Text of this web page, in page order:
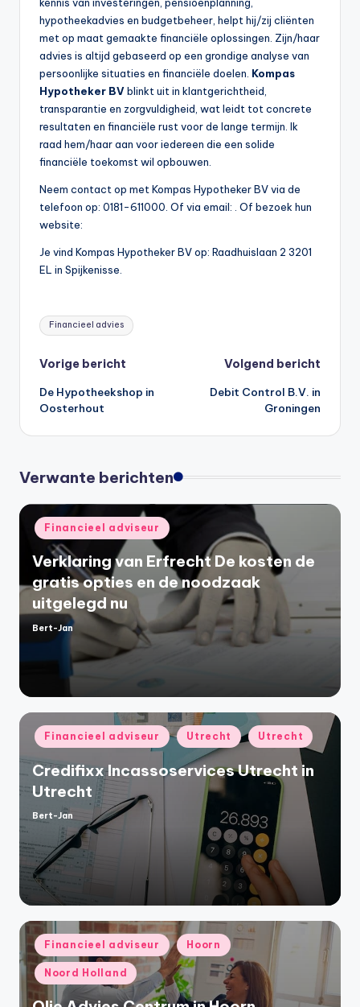
hypotheekadvies en budgetbeheer, helpt hij/zij cliënten
met op maat gemaakte financiële oplossingen. Zijn/haar
advies is altijd gebaseerd op een grondige analyse van
persoonlijke situaties en financiële doelen. Kompas
Hypotheker BVblinkt uit in klantgerichtheid,
transparantie en zorgvuldigheid, wat leidt tot concrete
resultaten en financiële rust voor de lange termijn. Ik
raad hem/haar aan voor iedereen die een solide
financiële toekomst wil opbouwen.
Neem contact op met Kompas Hypotheker BV via de
telefoon op: 0181-611000. Of via email:
. Of bezoek hun
website:
Je vind Kompas Hypotheker BV op: Raadhuislaan 2 3201
EL in Spijkenisse.
Tags:
Financieel advies
Bericht
navigatie
Vorige bericht
De Hypotheekshop in
Oosterhout
Volgend bericht
Debit Control B.V. in
Groningen
Verwante berichten
Geplaatst
in
Financieel adviseur
Verklaring van Erfrecht De kosten de
gratis opties en de noodzaak
uitgelegd nu
Geplaatst
door
Bert-Jan
Geplaatst
in
Financieel adviseur Utrecht Utrecht
Credifixx Incassoservices Utrecht in
Utrecht
Geplaatst
Bert-Jan
Geplaatst
in
Financieel adviseur Hoorn
Noord Holland